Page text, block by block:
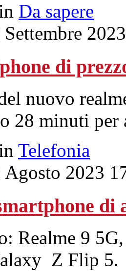
Da sapere
di
nuovo
28 minuti
Telefonia
2023
di
Realme 9
Z Flip 5.